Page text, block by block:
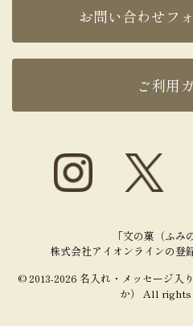
お問い合わせフ
ご利用
「文の菓（ふみ
株式会社アイオンラインの登
© 2013-2026 名入れ・メッセージ入
か） All